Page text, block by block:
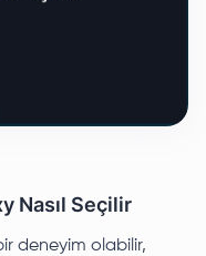
Nasıl Seçilir
deneyim olabilir,